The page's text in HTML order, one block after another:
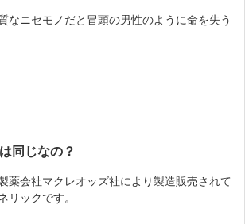
なニセモノだと冒頭の男性のように命を失う
同じなの？
薬会社マクレオッズ社により製造販売されて
リックです。